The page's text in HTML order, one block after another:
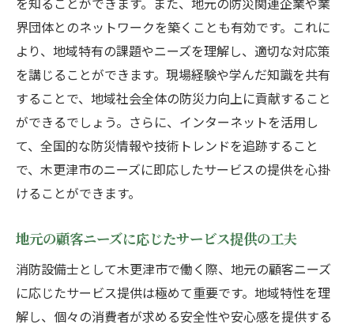
界団体とのネットワークを築くことも有効です。これに
より、地域特有の課題やニーズを理解し、適切な対応策
を講じることができます。現場経験や学んだ知識を共有
することで、地域社会全体の防災力向上に貢献すること
ができるでしょう。さらに、インターネットを活用し
て、全国的な防災情報や技術トレンドを追跡すること
で、木更津市のニーズに即応したサービスの提供を心掛
けることができます。
地元の顧客ニーズに応じたサービス提供の工夫
消防設備士として木更津市で働く際、地元の顧客ニーズ
に応じたサービス提供は極めて重要です。地域特性を理
解し、個々の消費者が求める安全性や安心感を提供する